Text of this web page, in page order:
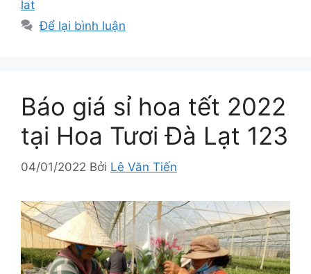
lat
Để lại bình luận
Báo giá sỉ hoa tết 2022
tại Hoa Tươi Đà Lạt 123
04/01/2022 Bởi Lê Văn Tiến